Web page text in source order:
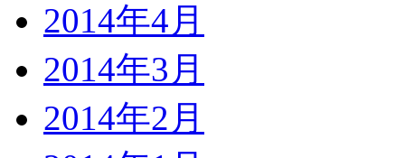
2014年4月
2014年3月
2014年2月